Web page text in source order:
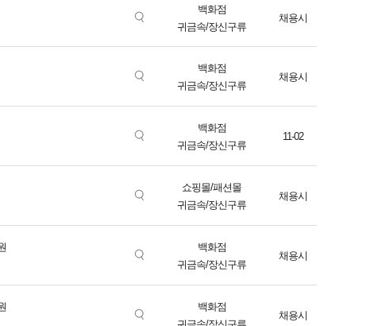
백화점
귀금속/장신구류
채용시
백화점
귀금속/장신구류
채용시
백화점
귀금속/장신구류
11-02
쇼핑몰/패션몰
귀금속/장신구류
채용시
백화점
귀금속/장신구류
채용시
백화점
채용시